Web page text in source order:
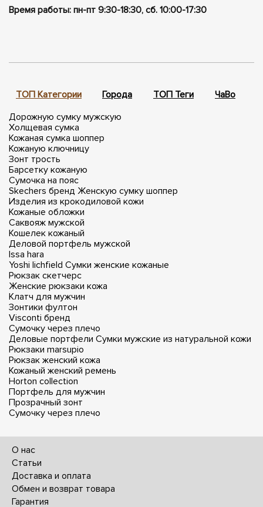
Время работы: пн-пт 9:30-18:30, сб. 10:00-17:30
ТОП Категории Города ТОП Теги ЧаВо
Дорожную сумку мужскую
Холщевая сумка
Кожаная сумка шоппер
Кожаную ключницу
Зонт трость
Барсетку кожаную
Сумочка на пояс
Skechers бренд Женскую сумку шоппер
Изделия из крокодиловой кожи
Кожаные обложки
Саквояж мужской
Кошелек кожаный
Деловой портфель мужской
Issa hara
Yoshi lichfield Сумки женские кожаные
Рюкзак скетчерс
Женские рюкзаки кожа
Клатч для мужчин
Зонтики фултон
Visconti бренд
Сумочку через плечо
Деловые портфели Сумки мужские из натуральной кожи
Рюкзаки marsupio
Рюкзак женский кожа
Кожаный женский ремень
Horton collection
Портфель для мужчин
Прозрачный зонт
Сумочку через плечо
О нас
Статьи
Доставка и оплата
Обмен и возврат товара
Гарантия